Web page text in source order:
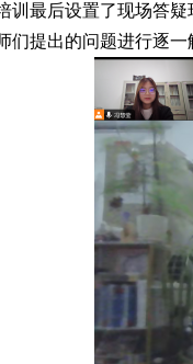
训最后设置了现场答
们提出的问题进行逐一